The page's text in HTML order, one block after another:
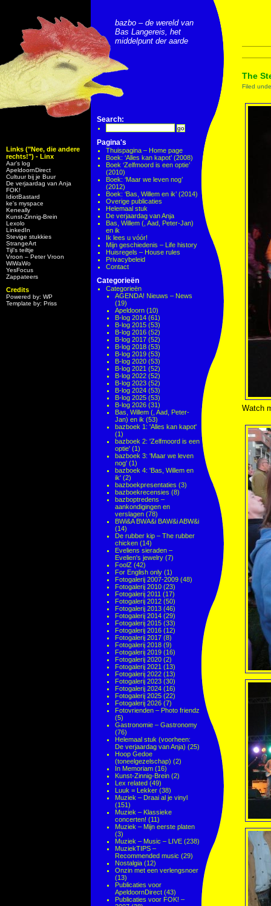
Links ("Nee, die andere
rechts!") - Linx
Aar’s log
ApeldoornDirect
Cultuur bij je Buur
De verjaardag van Anja
FOK!
IdiotBastard
ke's myspace
Keneally
Kunst-Zinnig-Brein
Lexolo
LinkedIn
Stevige stukkies
StrangeArt
Tijl’s teiltje
Vroon – Peter Vroon
WiWaWo
YesFocus
Zappateers
Credits
Powered by: WP
Template by: Priss
bazbo – de wereld van
Bas Langereis, het
middelpunt der aarde
Search:
Pagina's
Thuispagina – Home page
Boek: ‘Alles kan kapot’ (2008)
Boek ‘Zelfmoord is een optie’
(2010)
Boek: ‘Maar we leven nog’
(2012)
Boek: ‘Bas, Willem en ik’ (2014)
Overige publicaties
Helemaal stuk
De verjaardag van Anja
Bas, Willem (, Aad, Peter-Jan)
en ik
Ik lees u vóór!
Mijn geschiedenis – Life history
Huisregels – House rules
Privacybeleid
Contact
Categorieën
Categorieën
AGENDA! Nieuws – News
(19)
Apeldoorn (10)
B-log 2014 (61)
B-log 2015 (53)
B-log 2016 (52)
B-log 2017 (52)
B-log 2018 (53)
B-log 2019 (53)
B-log 2020 (53)
B-log 2021 (52)
B-log 2022 (52)
B-log 2023 (52)
B-log 2024 (53)
B-log 2025 (53)
B-log 2026 (31)
Bas, Willem (, Aad, Peter-
Jan) en ik (53)
bazboek 1: 'Alles kan kapot'
(1)
bazboek 2: 'Zelfmoord is een
optie' (1)
bazboek 3: 'Maar we leven
nog' (1)
bazboek 4: 'Bas, Willem en
ik' (2)
bazboekpresentaties (3)
bazboekrecensies (8)
bazboptredens –
aankondigingen en
verslagen (78)
BWi&A BWA&i BAW&i ABW&i
(14)
De rubber kip – The rubber
chicken (14)
Eveliens sieraden –
Evelien's jewelry (7)
FoolZ (42)
For English only (1)
Fotogalerij 2007-2009 (48)
Fotogalerij 2010 (23)
Fotogalerij 2011 (17)
Fotogalerij 2012 (50)
Fotogalerij 2013 (46)
Fotogalerij 2014 (29)
Fotogalerij 2015 (33)
Fotogalerij 2016 (12)
Fotogalerij 2017 (8)
Fotogalerij 2018 (9)
Fotogalerij 2019 (16)
Fotogalerij 2020 (2)
Fotogalerij 2021 (13)
Fotogalerij 2022 (13)
Fotogalerij 2023 (30)
Fotogalerij 2024 (16)
Fotogalerij 2025 (22)
Fotogalerij 2026 (7)
Fotovrienden – Photo friendz
(5)
Gastronomie – Gastronomy
(76)
Helemaal stuk (voorheen:
De verjaardag van Anja) (25)
Hoop Gedoe
(toneelgezelschap) (2)
In Memoriam (16)
Kunst-Zinnig-Brein (2)
Lex related (49)
Luuk = Lekker (38)
Muziek – Draai al je vinyl
(151)
Muziek – Klassieke
concerten! (11)
Muziek – Mijn eerste platen
(3)
Muziek – Music – LIVE (238)
MuziekTIPS –
Recommended music (29)
Nostalgia (12)
Onzin met een verlengsnoer
(13)
Publicaties voor
ApeldoornDirect (43)
Publicaties voor FOK! –
The
Filed
Watch